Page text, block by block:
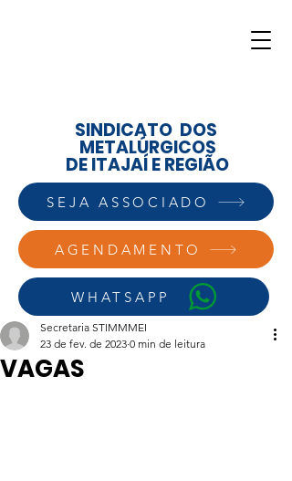
AGENDAMENTO
WHATSAPP
SINDICATO DOS
METALÚRGICOS
DE ITAJAÍ E REGIÃO
SEJA ASSOCIADO
VAGAS
Secretaria STIMMMEI
23 de fev. de 2023 0 min de leitura